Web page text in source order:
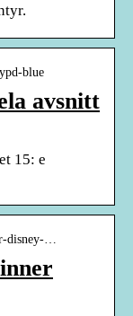
blue
avsnitt
15: e
disney-…